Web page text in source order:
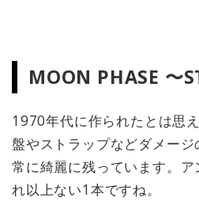
MOON PHASE 〜
1970年代に作られたとは思
盤やストラップなどダメー
常に綺麗に残っています。ア
れ以上ない1本ですね。